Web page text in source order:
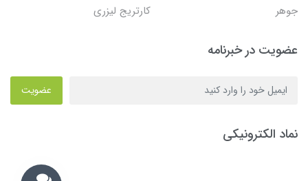
جوهر
کارتریج لیزری
عضویت در خبرنامه
عضویت
نماد الکترونیکی